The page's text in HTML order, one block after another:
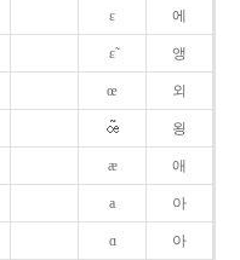
ɛ 에
ɛ̃ 앵
œ 외
욍
æ 애
a 아
ɑ 아